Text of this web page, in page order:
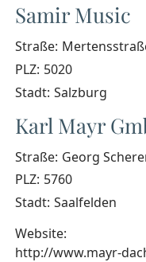
Samir Music
Straße:
PLZ: 5020
Stadt: Salzburg
Karl Mayr
Straße: Georg
PLZ: 5760
Stadt: Saalfelden
Website:
http://www.mayr-